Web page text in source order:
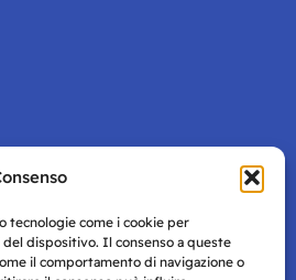
tecnologie come i cookie per
dispositivo. Il consenso a queste
il comportamento di navigazione o